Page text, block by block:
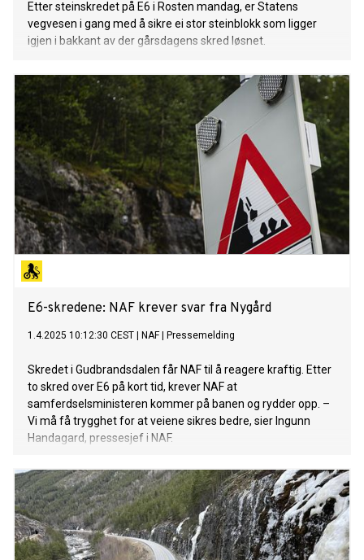
Etter steinskredet på E6 i Rosten mandag, er Statens
vegvesen i gang med å sikre ei stor steinblokk som ligger
igjen i bakkant av der gårsdagens skred løsnet.
E6-skredene: NAF krever svar fra Nygård
1.4.2025 10:12:30 CEST NAF| Pressemelding
Skredet i Gudbrandsdalen får NAF til å reagere kraftig. Etter
to skred over E6 på kort tid, krever NAF at
samferdselsministeren kommer på banen og rydder opp. –
Vi må få trygghet for at veiene sikres bedre, sier Ingunn
Handagard, pressesjef i NAF.